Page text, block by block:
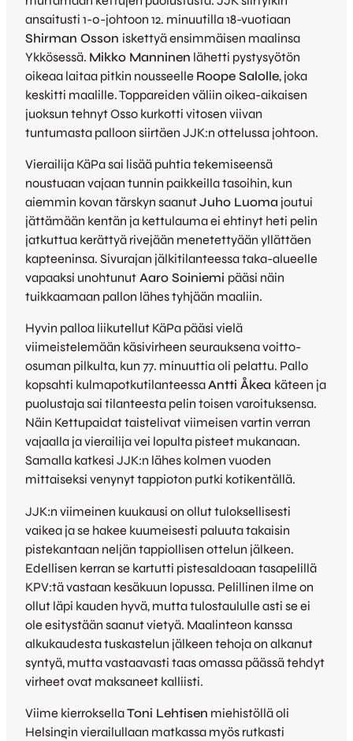
ansaitusti 1-0-johtoon 12. minuutilla 18-vuotiaan
Shirman Osson iskettyä ensimmäisen maalinsa
Ykkösessä. Mikko Manninen lähetti pystysyötön
oikeaa laitaa pitkin nousseelle Roope Salolle, joka
keskitti maalille. Toppareiden väliin oikea-aikaisen
juoksun tehnyt Osso kurkotti vitosen viivan
tuntumasta palloon siirtäen JJK:n ottelussa johtoon.
Vierailija KäPa sai lisää puhtia tekemiseensä
noustuaan vajaan tunnin paikkeilla tasoihin, kun
aiemmin kovan tärskyn saanutJuho Luoma joutui
jättämään kentän ja kettulauma ei ehtinyt heti pelin
jatkuttua kerättyä rivejään menetettyään yllättäen
kapteeninsa. Sivurajan jälkitilanteessa taka-alueelle
vapaaksi unohtunut Aaro Soiniemi pääsi näin
tuikkaamaan pallon lähes tyhjään maaliin.
Hyvin palloa liikutellut KäPa pääsi vielä
viimeistelemään käsivirheen seurauksena voitto-
osuman pilkulta, kun 77. minuuttia oli pelattu. Pallo
kopsahti kulmapotkutilanteessaAntti Åkea käteen ja
puolustaja sai tilanteesta pelin toisen varoituksensa.
Näin Kettupaidat taistelivat viimeisen vartin verran
vajaalla ja vierailija vei lopulta pisteet mukanaan.
Samalla katkesi JJK:n lähes kolmen vuoden
mittaiseksi venynyt tappioton putki kotikentällä.
JJK:n viimeinen kuukausi on ollut tuloksellisesti
vaikea ja se hakee kuumeisesti paluuta takaisin
pistekantaan neljän tappiollisen ottelun jälkeen.
Edellisen kerran se kartutti pistesaldoaan tasapelillä
KPV:tä vastaan kesäkuun lopussa. Pelillinen ilme on
ollut läpi kauden hyvä, mutta tulostaululle asti se ei
ole esitystään saanut vietyä. Maalinteon kanssa
alkukaudesta tuskastelun jälkeen tehoja on alkanut
syntyä, mutta vastaavasti taas omassa päässä tehdyt
virheet ovat maksaneet kalliisti.
Viime kierroksellaToni Lehtisen miehistöllä oli
Helsingin vierailullaan matkassa myös rutkasti